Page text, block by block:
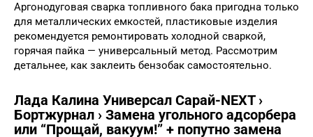
Аргонодуговая сварка топливного бака пригодна только
для металлических емкостей, пластиковые изделия
рекомендуется ремонтировать холодной сваркой,
горячая пайка — универсальный метод. Рассмотрим
детальнее, как заклеить бензобак самостоятельно.
Лада Калина Универсал Сарай-NEXT ›
Бортжурнал › Замена угольного адсорбера
или “Прощай, вакуум!” + попутно замена